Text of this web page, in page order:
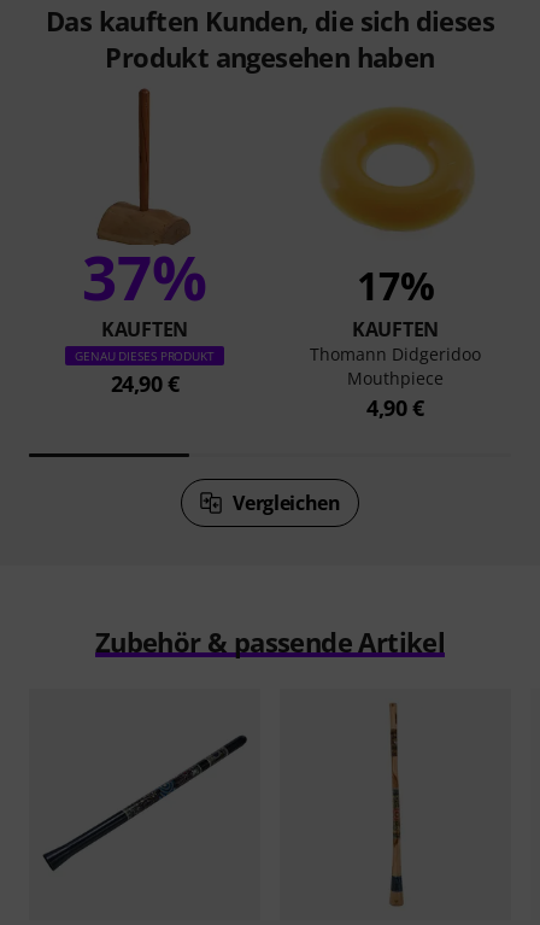
Das kauften Kunden, die sich dieses
Produkt angesehen haben
37%
KAUFTEN
GENAU DIESES PRODUKT
24,90 €
17%
KAUFTEN
Thomann Didgeridoo
Mouthpiece
4,90 €
Vergleichen
Zubehör & passende Artikel